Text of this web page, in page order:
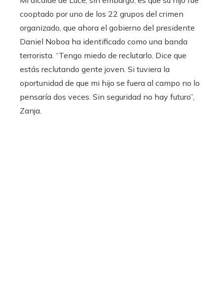
cooptado por uno de los 22 grupos del crimen
organizado, que ahora el gobierno del presidente
Daniel Noboa ha identificado como una banda
terrorista. “Tengo miedo de reclutarlo. Dice que
estás reclutando gente joven. Si tuviera la
oportunidad de que mi hijo se fuera al campo no lo
pensaría dos veces. Sin seguridad no hay futuro”,
Zanja.